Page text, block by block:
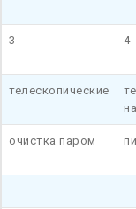
3 4
телескопические
очистка паром